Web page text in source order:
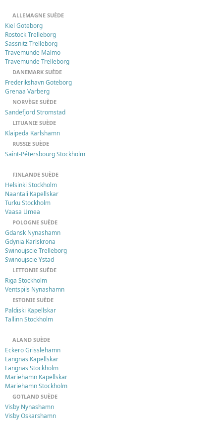
ALLEMAGNE SUÈDE
Kiel Goteborg
Rostock Trelleborg
Sassnitz Trelleborg
Travemunde Malmo
Travemunde Trelleborg
DANEMARK SUÈDE
Frederikshavn Goteborg
Grenaa Varberg
NORVÈGE SUÈDE
Sandefjord Stromstad
LITUANIE SUÈDE
Klaipeda Karlshamn
RUSSIE SUÈDE
Saint-Pétersbourg Stockholm
FINLANDE SUÈDE
Helsinki Stockholm
Naantali Kapellskar
Turku Stockholm
Vaasa Umea
POLOGNE SUÈDE
Gdansk Nynashamn
Gdynia Karlskrona
Swinoujscie Trelleborg
Swinoujscie Ystad
LETTONIE SUÈDE
Riga Stockholm
Ventspils Nynashamn
ESTONIE SUÈDE
Paldiski Kapellskar
Tallinn Stockholm
ALAND SUÈDE
Eckero Grisslehamn
Langnas Kapellskar
Langnas Stockholm
Mariehamn Kapellskar
Mariehamn Stockholm
GOTLAND SUÈDE
Visby Nynashamn
Visby Oskarshamn